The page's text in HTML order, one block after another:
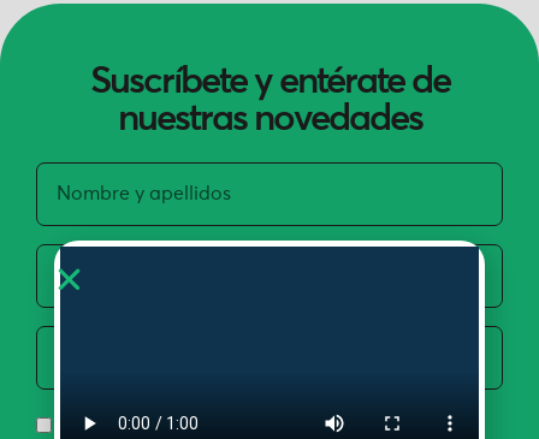
Suscríbete y entérate de
nuestras novedades
Acepto la Política de Privacidad y Uso de Datos